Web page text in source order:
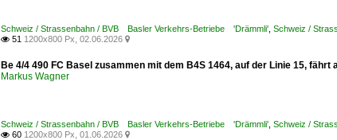
Schweiz / Strassenbahn / BVB Basler Verkehrs-Betriebe 'Drämmli' Schweiz /
 51 1200x800 Px, 02.06.2026 
Be 4/4 490 FC Basel zusammen mit dem B4S 1464, auf der Linie 15,
Markus Wagner
Schweiz / Strassenbahn / BVB Basler Verkehrs-Betriebe 'Drämmli' Schweiz /
 60 1200x800 Px, 01.06.2026 